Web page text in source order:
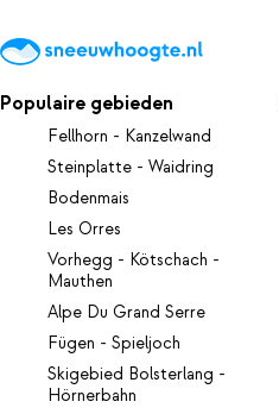
Populaire gebieden
Fellhorn - Kanzelwand
Steinplatte - Waidring
Bodenmais
Les Orres
Vorhegg - Kötschach -
Mauthen
Alpe Du Grand Serre
Fügen - Spieljoch
Skigebied Bolsterlang -
Hörnerbahn